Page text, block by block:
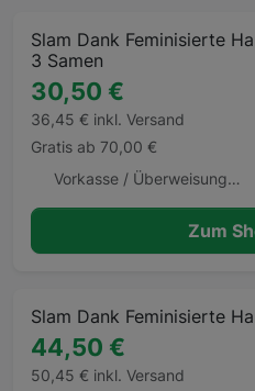
Slam Dank Feminisierte
3 Samen
30,50 €
36,45 € inkl. Versand
Gratis ab 70,00 €
Vorkasse / Überweisung, Kreditkarte
Zum
Slam Dank Feminisierte
44,50 €
50,45 € inkl. Versand